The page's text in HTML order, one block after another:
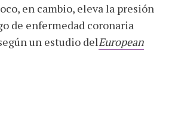
en cambio, eleva la presión
de enfermedad coronaria
un estudio delEuropean